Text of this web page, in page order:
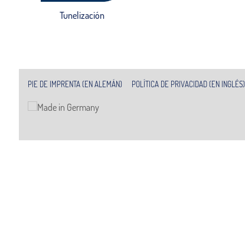
Tunelización
PIE DE IMPRENTA (EN ALEMÁN) POLÍTICA DE PRIVACIDAD (EN INGLÉS)